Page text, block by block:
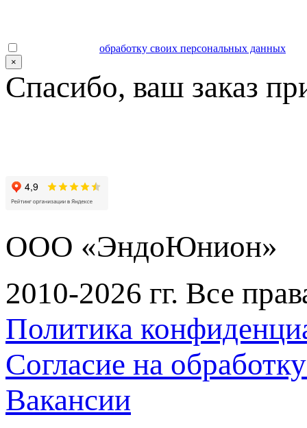
обработку своих персональных данных
×
Спасибо, ваш заказ
ООО «ЭндоЮнион»
2010-2026 гг. Все
Политика
Согласие на
Вакансии